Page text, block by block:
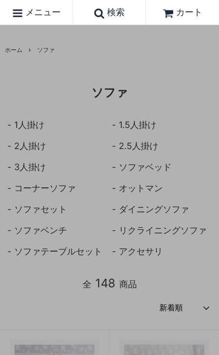
メニュー 検索 カート
ホーム ソファ
ソファ
1人掛け 1.5人掛け
2人掛け 2.5人掛け
3人掛け ソファベッド
コーナーソファ オットマン
ソファセット ダイニングソファ
ソファベンチ リクライニングソファ
ソファテーブルセット アクセサリ
全 148 商品